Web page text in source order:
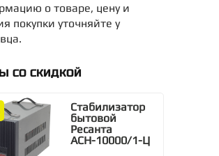
о товаре, цену и
покупки уточняйте у
СО СКИДКОЙ
Стабилизатор
бытовой
Ресанта
АСН-10000/1-Ц